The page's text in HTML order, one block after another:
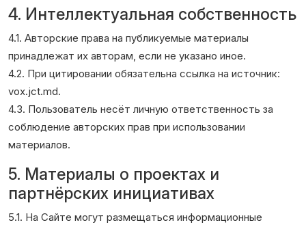
4. Интеллектуальная собственность
4.1. Авторские права на публикуемые материалы
принадлежат их авторам, если не указано иное.
4.2. При цитировании обязательна ссылка на источник:
vox.jct.md.
4.3. Пользователь несёт личную ответственность за
соблюдение авторских прав при использовании
материалов.
5. Материалы о проектах и
партнёрских инициативах
5.1. На Сайте могут размещаться информационные